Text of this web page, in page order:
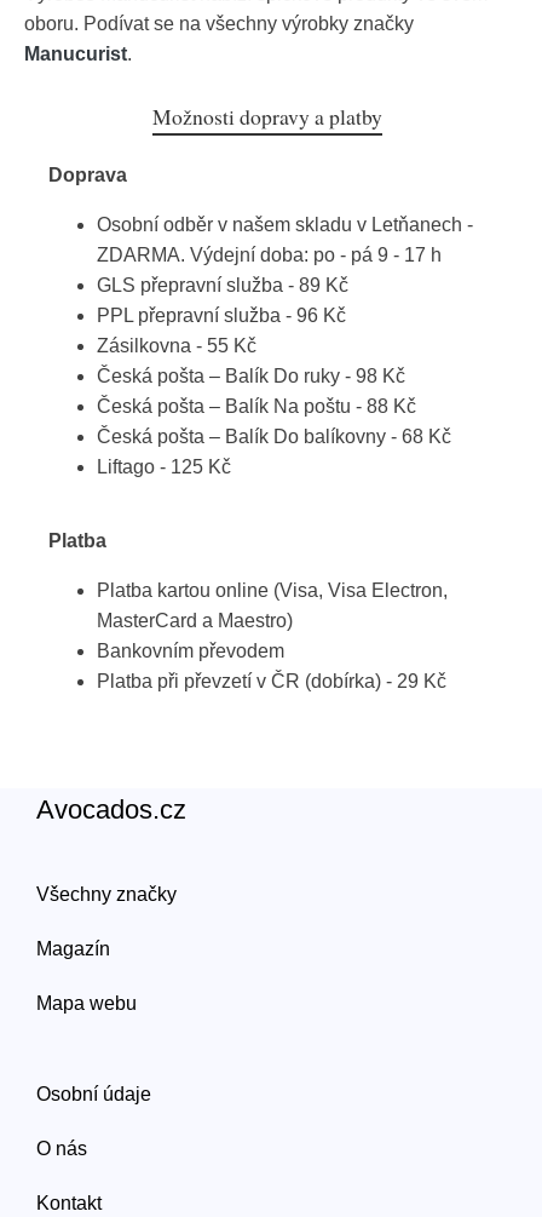
oboru. Podívat se na všechny výrobky značky
Manucurist.
Možnosti dopravy a platby
Doprava
Osobní odběr v našem skladu v Letňanech -
ZDARMA. Výdejní doba: po - pá 9 - 17 h
GLS přepravní služba - 89 Kč
PPL přepravní služba - 96 Kč
Zásilkovna - 55 Kč
Česká pošta – Balík Do ruky - 98 Kč
Česká pošta – Balík Na poštu - 88 Kč
Česká pošta – Balík Do balíkovny - 68 Kč
Liftago - 125 Kč
Platba
Platba kartou online (Visa, Visa Electron,
MasterCard a Maestro)
Bankovním převodem
Platba při převzetí v ČR (dobírka) - 29 Kč
Avocados.cz
Všechny značky
Magazín
Mapa webu
Osobní údaje
O nás
Kontakt